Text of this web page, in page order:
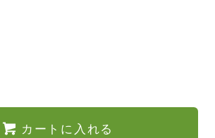
カートに入れる